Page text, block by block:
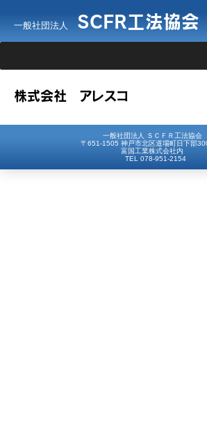
一般社団法人 SCFR工法協会
株式会社 アレスコ
一般社団法人 ＳＣＦＲ工法協会
〒651-1505 神戸市北区道場町日下部
富国工業株式会社内
TEL 078-951-2154